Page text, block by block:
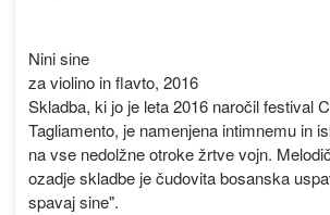
Nini sine
za violino in flavto, 2016
Skladba, ki jo je leta 2016 naročil festival
Tagliamento, je namenjena intimnemu in
na vse nedolžne otroke žrtve vojn.
ozadje skladbe je čudovita bosanska
spavaj sine".